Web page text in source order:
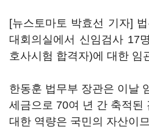
[뉴스토마토 박효선 기자]
대회의실에서 신임검사 17
호사시험 합격자)에 대한 임
한동훈 법무부 장관은 이날
세금으로 70여 년 간 축적된
대한 역량은 국민의 자산이